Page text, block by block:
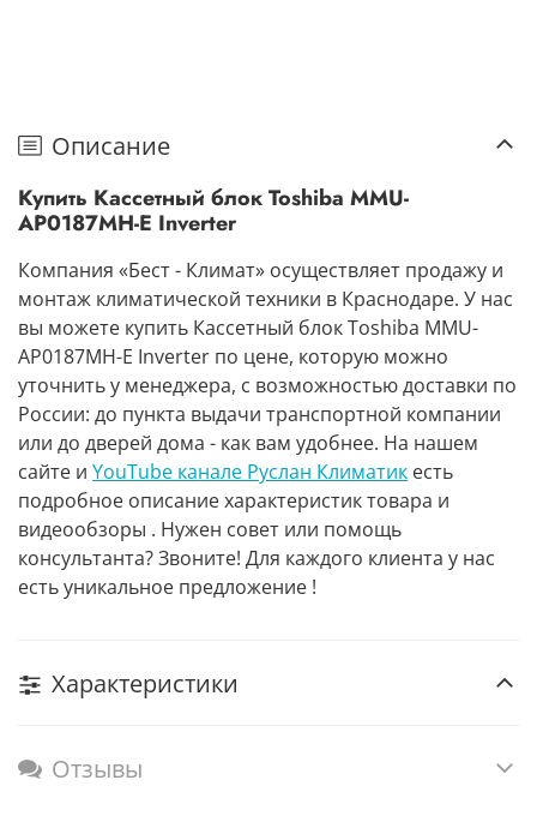
Описание
Купить Кассетный блок Toshiba MMU-
AP0187MH-E Inverter
Компания «Бест - Климат» осуществляет продажу и
монтаж климатической техники в Краснодаре. У нас
вы можете купить Кассетный блок Toshiba MMU-
AP0187MH-E Inverter по цене, которую можно
уточнить у менеджера, с возможностью доставки по
России: до пункта выдачи транспортной компании
или до дверей дома - как вам удобнее. На нашем
сайте и YouTube канале Руслан Климатик есть
подробное описание характеристик товара и
видеообзоры . Нужен совет или помощь
консультанта? Звоните! Для каждого клиента у нас
есть уникальное предложение !
Характеристики
Отзывы